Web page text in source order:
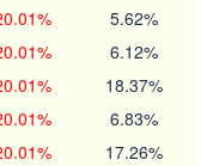
5.62%
6.12%
18.37%
6.83%
17.26%